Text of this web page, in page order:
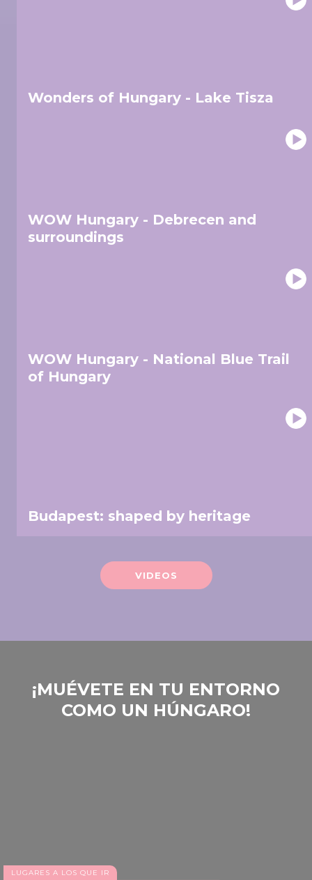
Wonders of Hungary - Lake Tisza
WOW Hungary - Debrecen and
surroundings
WOW Hungary - National Blue Trail
of Hungary
Budapest: shaped by heritage
VIDEOS
‎¡MUÉVETE EN TU ENTORNO
COMO UN HÚNGARO!
LUGARES A LOS QUE IR